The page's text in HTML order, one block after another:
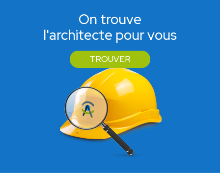
On trouve
l'architecte pour vous
TROUVER